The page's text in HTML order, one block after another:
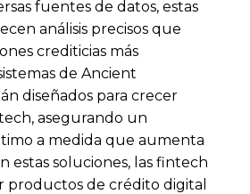
fuentes de datos, estas
análisis precisos que
crediticias más
de Ancient
diseñados para crecer
asegurando un
a medida que aumenta
estas soluciones, las fintech
productos de crédito digital